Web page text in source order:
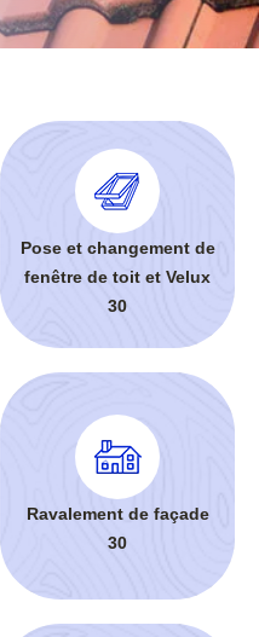
Pose et changement de
fenêtre de toit et Velux
30
Ravalement de façade
30